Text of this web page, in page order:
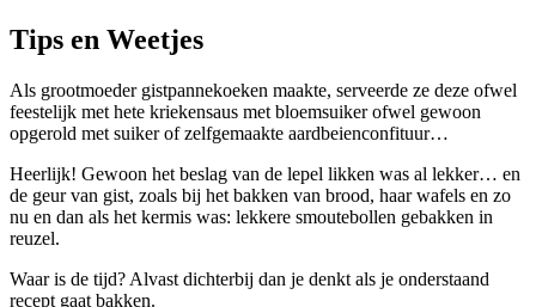
Tips en Weetjes
Als grootmoeder gistpannekoeken maakte, serveerde ze deze ofwel
feestelijk met hete kriekensaus met bloemsuiker ofwel gewoon
opgerold met suiker of zelfgemaakte aardbeienconfituur…
Heerlijk! Gewoon het beslag van de lepel likken was al lekker… en
de geur van gist, zoals bij het bakken van brood, haar wafels en zo
nu en dan als het kermis was: lekkere smoutebollen gebakken in
reuzel.
Waar is de tijd? Alvast dichterbij dan je denkt als je onderstaand
recept gaat bakken.